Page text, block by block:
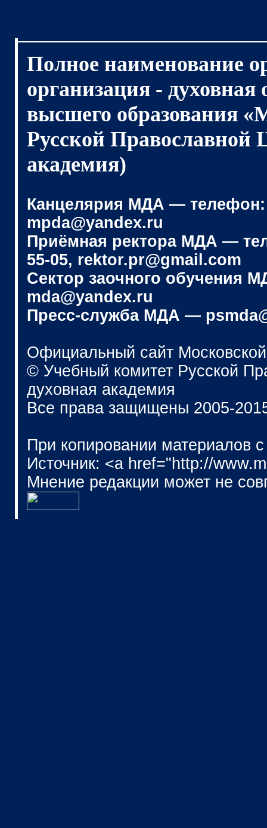
Полное наименование
организация - духовная
высшего образования
Русской Православной
академия)
Канцелярия МДА — телефон:
mpda@yandex.ru
Приёмная ректора МДА —
55-05, rektor.pr@gmail.com
Сектор заочного обучения
mda@yandex.ru
Пресс-служба МДА —
Официальный сайт
© Учебный комитет Русской
духовная академия
Все права защищены 2005-
При копировании материалов
Источник: <a href="http://
Мнение редакции может не